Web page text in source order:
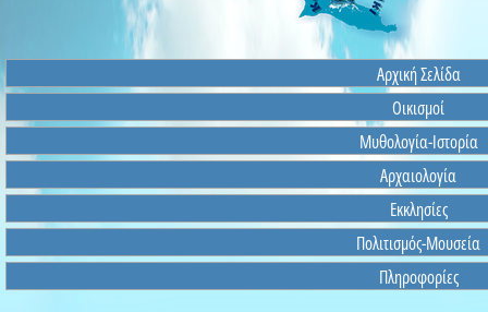
Αρχική Σελίδα
Οικισμοί
Μυθολογία-Ιστορία
Αρχαιολογία
Εκκλησίες
Πολιτισμός-Μουσεία
Πληροφορίες